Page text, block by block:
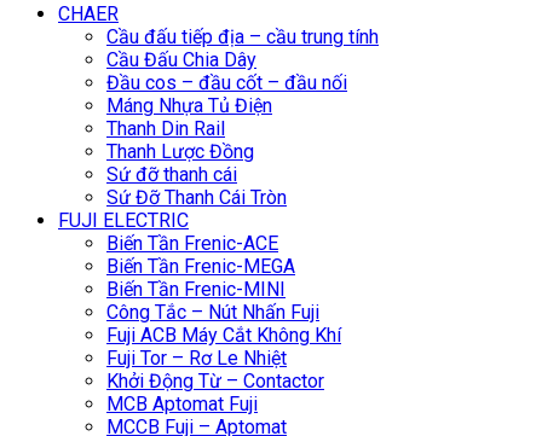
CHAER
Cầu đấu tiếp địa – cầu trung tính
Cầu Đấu Chia Dây
Đầu cos – đầu cốt – đầu nối
Máng Nhựa Tủ Điện
Thanh Din Rail
Thanh Lược Đồng
Sứ đỡ thanh cái
Sứ Đỡ Thanh Cái Tròn
FUJI ELECTRIC
Biến Tần Frenic-ACE
Biến Tần Frenic-MEGA
Biến Tần Frenic-MINI
Công Tắc – Nút Nhấn Fuji
Fuji ACB Máy Cắt Không Khí
Fuji Tor – Rơ Le Nhiệt
Khởi Động Từ – Contactor
MCB Aptomat Fuji
MCCB Fuji – Aptomat